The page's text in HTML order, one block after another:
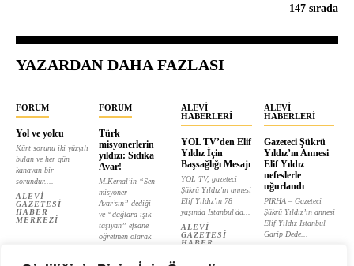
147 sırada
YAZARDAN DAHA FAZLASI
FORUM
Yol ve yolcu
Kürt sorunu iki yüzyılı
bulan ve her gün
kanayan bir
sorundur....
ALEVI
GAZETESI
HABER
MERKEZI
FORUM
Türk
misyonerlerin
yıldızı: Sıdıka
Avar!
M.Kemal’in “Sen
misyoner
Avar’sın” dediği
ve “dağlara ışık
taşıyan” efsane
öğretmen olarak
ALEVI
ALEVI
HABERLERI
YOL TV’den Elif
Yıldız İçin
Başsağlığı Mesajı
YOL TV, gazeteci
Şükrü Yıldız'ın annesi
Elif Yıldız'ın 78
yaşında İstanbul'da...
ALEVI
GAZETESI
HABER
ALEVI
HABERLERI
Gazeteci Şükrü
Yıldız’ın Annesi
Elif Yıldız
nefeslerle
uğurlandı
PİRHA – Gazeteci
Şükrü Yıldız’ın annesi
Elif Yıldız İstanbul
Garip Dede...